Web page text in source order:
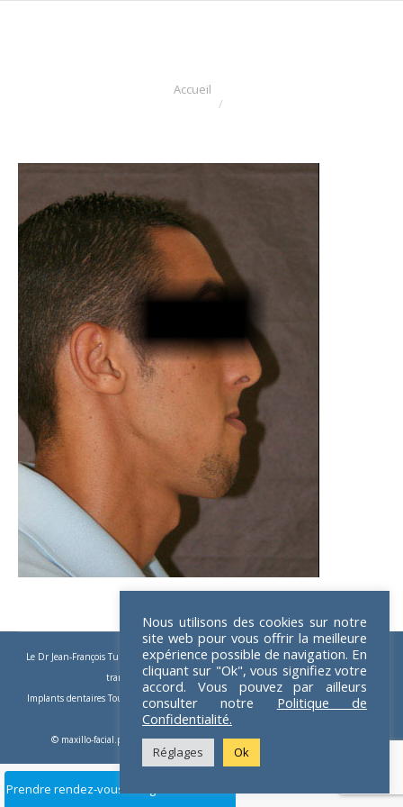
Prendre rendez-vous en ligne
Accueil
Le Dr Jean-François Tulasne -Implants dentaires-Implants zygomatiques-Implants
trans-zygomatiques-Implants dentaires Paris
Implants dentaires Toulouse-Implants Paris Chirurgie pré-implantaire
Apnée du
sommeil-Chirurgie orthognatique
© maxillo-facial.pro 2026 - Crédits :Dom Guillemet webmaster freelance
Nous utilisons des cookies sur notre
site web pour vous offrir la meilleure
expérience possible de navigation. En
cliquant sur "Ok", vous signifiez votre
accord. Vous pouvez par ailleurs
consulter notre Politique de
Confidentialité.
Réglages Ok